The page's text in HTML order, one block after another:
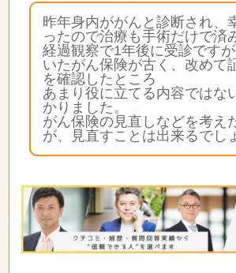
昨年身内ががんと診断され、
ったので治療も手術だけで済
経過観察で1年後に受診です
いたがん保険が古く、改めて
を確認したところ
あまり役に立てる内容ではな
かりました。
がん保険の見直しなどを考え
が、見直すことは出来るでし